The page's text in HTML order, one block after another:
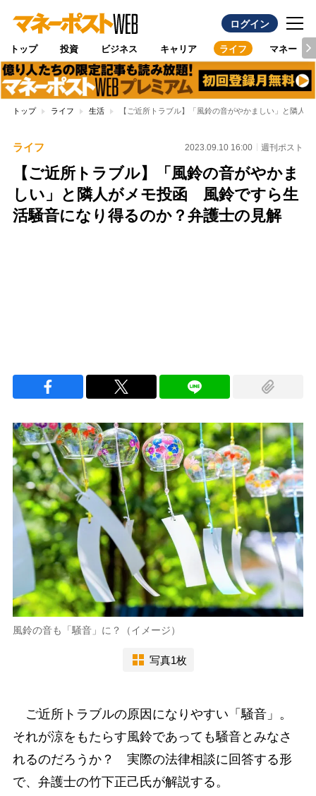
ログイン
トップ 投資 ビジネス キャリア ライフ マネー
トップ ライフ 生活 【ご近所トラブル】「風鈴の音がやかましい」と隣人
ライフ 2023.09.10 16:00 週刊ポスト
【ご近所トラブル】「風鈴の音がやかま
しい」と隣人がメモ投函 風鈴ですら生
活騒音になり得るのか？弁護士の見解
風鈴の音も「騒音」に？（イメージ）
写真1枚
ご近所トラブルの原因になりやすい「騒音」。
それが涼をもたらす風鈴であっても騒音とみなさ
れるのだろうか？ 実際の法律相談に回答する形
で、弁護士の竹下正己氏が解説する。